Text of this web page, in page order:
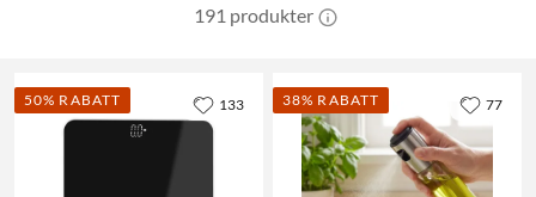
191 produkter
50% RABATT 133 38% RABATT 77